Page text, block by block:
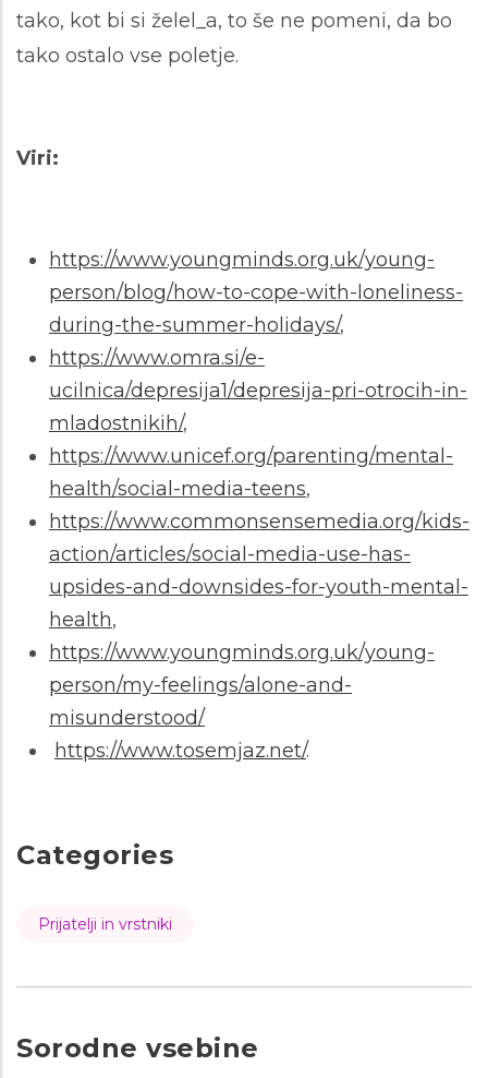
tako, kot bi si želel_a, to še ne pomeni, da bo
tako ostalo vse poletje.
Viri:
https://www.youngminds.org.uk/young-
person/blog/how-to-cope-with-loneliness-
during-the-summer-holidays/,
https://www.omra.si/e-
ucilnica/depresija1/depresija-pri-otrocih-in-
mladostnikih/,
https://www.unicef.org/parenting/mental-
health/social-media-teens,
https://www.commonsensemedia.org/kids-
action/articles/social-media-use-has-
upsides-and-downsides-for-youth-mental-
health,
https://www.youngminds.org.uk/young-
person/my-feelings/alone-and-
misunderstood/
https://www.tosemjaz.net/.
Categories
Prijatelji in vrstniki
Sorodne vsebine